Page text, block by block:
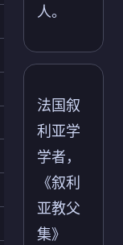
人。
法国叙
利亚学
学者，
《叙利
亚教父
集》